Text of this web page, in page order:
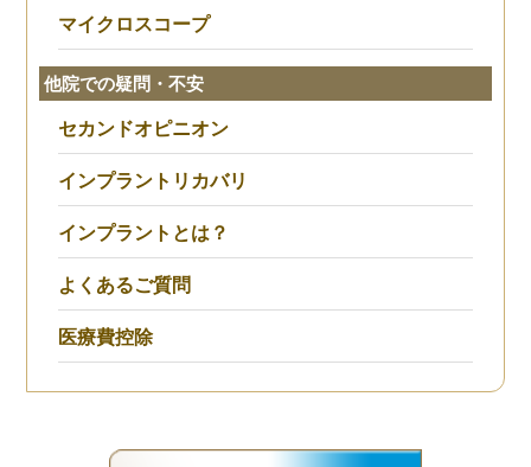
マイクロスコープ
他院での疑問・不安
セカンドオピニオン
インプラントリカバリ
インプラントとは？
よくあるご質問
医療費控除